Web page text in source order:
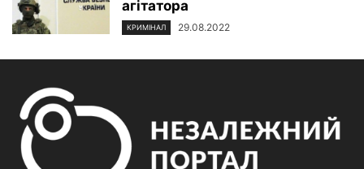
агітатора
КРИМІНАЛ 29.08.2022